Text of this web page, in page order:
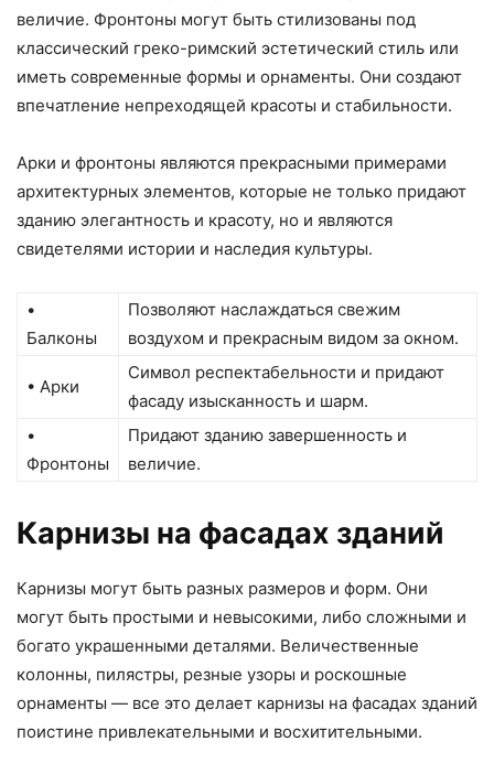
величие. Фронтоны могут быть стилизованы под
классический греко-римский эстетический стиль или
иметь современные формы и орнаменты. Они создают
впечатление непреходящей красоты и стабильности.
Арки и фронтоны являются прекрасными примерами
архитектурных элементов, которые не только придают
зданию элегантность и красоту, но и являются
свидетелями истории и наследия культуры.
•
Балконы
Позволяют наслаждаться свежим
воздухом и прекрасным видом за окном.
• Арки
Символ респектабельности и придают
фасаду изысканность и шарм.
•
Фронтоны
Придают зданию завершенность и
величие.
Карнизы на фасадах зданий
Карнизы могут быть разных размеров и форм. Они
могут быть простыми и невысокими, либо сложными и
богато украшенными деталями. Величественные
колонны, пилястры, резные узоры и роскошные
орнаменты — все это делает карнизы на фасадах зданий
поистине привлекательными и восхитительными.